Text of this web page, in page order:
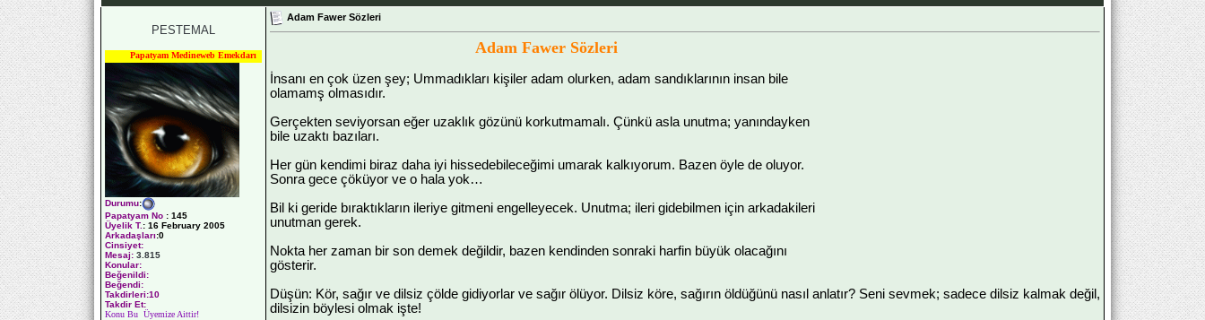
PESTEMAL
Papatyam Medineweb Emekdarı
Durumu:
Papatyam No : 145
Üyelik T. : 16 February 2005
Arkadaşları:0
Cinsiyet:
Mesaj: 3.815
Konular:
Beğenildi:
Beğendi:
Takdirleri:10
Takdir Et:
Konu Bu Üyemize Aittir!
Adam Fawer Sözleri
Adam Fawer Sözleri
‎İnsanı en çok üzen şey; Ummadıkları kişiler adam olurken, adam sandıklarının insan bile
olamamş olmasıdır.
Gerçekten seviyorsan eğer uzaklık gözünü korkutmamalı. Çünkü asla unutma; yanındayken
bile uzaktı bazıları.
Her gün kendimi biraz daha iyi hissedebileceğimi umarak kalkıyorum. Bazen öyle de oluyor.
Sonra gece çöküyor ve o hala yok…
Bil ki geride bıraktıkların ileriye gitmeni engelleyecek. Unutma; ileri gidebilmen için arkadakileri
unutman gerek.
Nokta her zaman bir son demek değildir, bazen kendinden sonraki harfin büyük olacağını
gösterir.
Düşün: Kör, sağır ve dilsiz çölde gidiyorlar ve sağır ölüyor. Dilsiz köre, sağırın öldüğünü nasıl anlatır? Seni sevmek; sadece dilsiz kalmak değil,
dilsizin böylesi olmak işte!